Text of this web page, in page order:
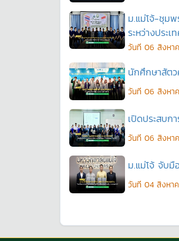
ม.แม่โจ้-ชุม
ระหว่างประเ
วันที 06 สิงหา
นักศึกษาสัตว
วันที 06 สิงหา
เปิดประสบ
วันที 06 สิงหา
ม.แม่โจ้ จับ
วันที 04 สิงหา